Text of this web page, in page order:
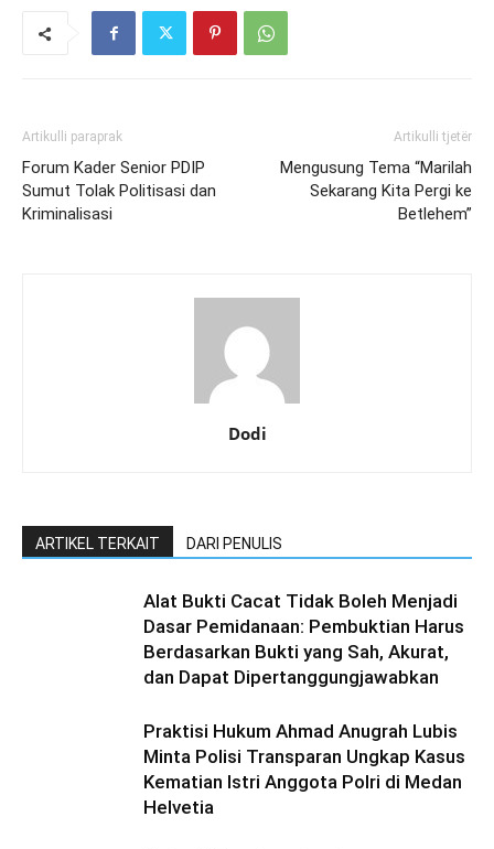
Artikulli paraprak
Forum Kader Senior PDIP
Sumut Tolak Politisasi dan
Kriminalisasi
Artikulli tjetër
Mengusung Tema “Marilah
Sekarang Kita Pergi ke
Betlehem”
Dodi
ARTIKEL TERKAIT DARI PENULIS
Alat Bukti Cacat Tidak Boleh Menjadi
Dasar Pemidanaan: Pembuktian Harus
Berdasarkan Bukti yang Sah, Akurat,
dan Dapat Dipertanggungjawabkan
Praktisi Hukum Ahmad Anugrah Lubis
Minta Polisi Transparan Ungkap Kasus
Kematian Istri Anggota Polri di Medan
Helvetia